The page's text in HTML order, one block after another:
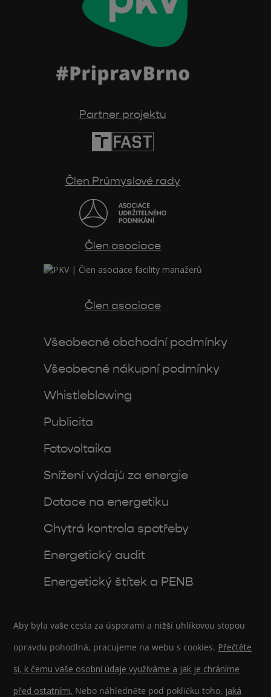
Partner projektu
Člen Průmyslové rady
Člen asociace
Člen asociace
Všeobecné obchodní podmínky
Všeobecné nákupní podmínky
Whistleblowing
Publicita
Fotovoltaika
Snížení výdajů za energie
Dotace na energetiku
Chytrá kontrola spotřeby
Energetický audit
Energetický štítek a PENB
Aby byla vaše cesta za úsporami a nižší uhlíkovou stopou
opravdu pohodlná, pracujeme na webu s cookies. Přečtěte
si, k čemu vaše osobní údaje využíváme a jak je chráníme
před ostatními. Nebo náhledněte pod pokličku toho, jaká